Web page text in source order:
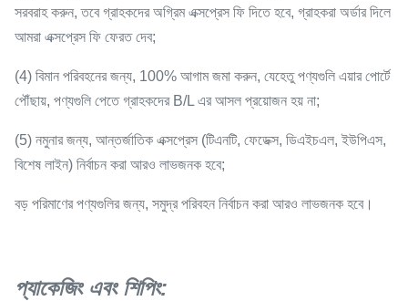
সরবরাহ করুন, তবে গ্রাহকদের অগ্রিম এক্সপ্রেস ফি দিতে হবে, গ্রাহকরা অর্ডার দিলে
আমরা এক্সপ্রেস ফি ফেরত দেব;
(4) বিমান পরিবহনের জন্য, 100% আগাম জমা করুন, যেহেতু পণ্যগুলি এয়ার পোর্টে
পৌঁছায়, পণ্যগুলি পেতে গ্রাহকদের B/L এর আসল প্রয়োজন হয় না;
(5) নমুনার জন্য, আন্তর্জাতিক এক্সপ্রেস (টিএনটি, ফেডেক্স, ডিএইচএল, ইউপিএস,
বিশেষ লাইন) নির্বাচন করা আরও লাভজনক হবে;
বড় পরিমাণের পণ্যগুলির জন্য, সমুদ্র পরিবহন নির্বাচন করা আরও লাভজনক হবে।
প্যাকেজিং এবং শিপিং: